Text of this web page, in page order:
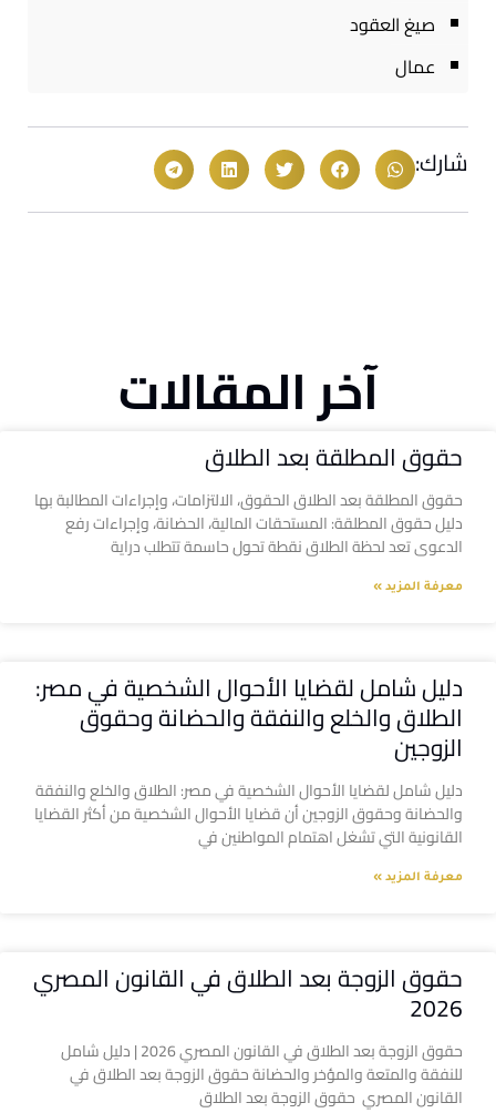
صيغ العقود
عمال
شارك:
آخر المقالات
حقوق المطلقة بعد الطلاق
حقوق المطلقة بعد الطلاق الحقوق، الالتزامات، وإجراءات المطالبة بها
دليل حقوق المطلقة: المستحقات المالية، الحضانة، وإجراءات رفع
الدعوى تعد لحظة الطلاق نقطة تحول حاسمة تتطلب دراية
معرفة المزيد »
دليل شامل لقضايا الأحوال الشخصية في مصر:
الطلاق والخلع والنفقة والحضانة وحقوق
الزوجين
دليل شامل لقضايا الأحوال الشخصية في مصر: الطلاق والخلع والنفقة
والحضانة وحقوق الزوجين أن قضايا الأحوال الشخصية من أكثر القضايا
القانونية التي تشغل اهتمام المواطنين في
معرفة المزيد »
حقوق الزوجة بعد الطلاق في القانون المصري
2026
حقوق الزوجة بعد الطلاق في القانون المصري 2026 | دليل شامل
للنفقة والمتعة والمؤخر والحضانة حقوق الزوجة بعد الطلاق في
القانون المصري حقوق الزوجة بعد الطلاق